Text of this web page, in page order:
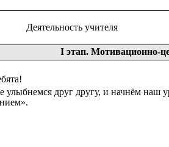
Деятельность учителя
I этап. Мотивационно-
улыбнемся друг другу, и начнём наш